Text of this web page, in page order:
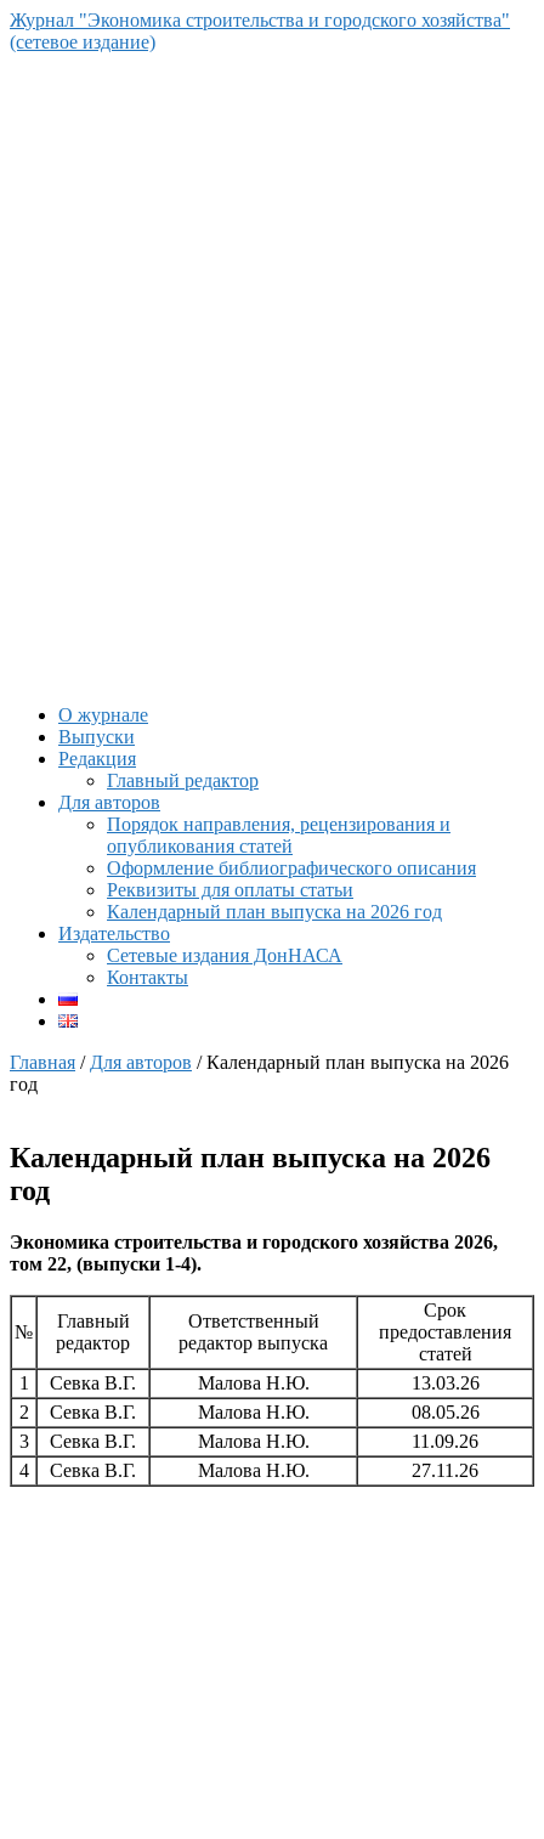
Перейти
к
Журнал "Экономика строительства и городского хозяйства"
(сетевое издание)
О журнале
Выпуски
Редакция
Главный редактор
Для авторов
Порядок направления, рецензирования и
опубликования статей
Оформление библиографического описания
Реквизиты для оплаты статьи
Календарный план выпуска на 2026 год
Издательство
Сетевые издания ДонНАСА
Контакты
Главная / Для авторов / Календарный план выпуска на 2026
год
Календарный план выпуска на 2026
год
Экономика строительства и городского хозяйства 2026,
том 22, (выпуски 1-4).
№
Главный
редактор
Ответственный
редактор выпуска
Срок
предоставления
статей
1
Севка В.Г. Малова Н.Ю.
13.03.26
2
Севка В.Г. Малова Н.Ю.
08.05.26
3
Севка В.Г. Малова Н.Ю.
11.09.26
4
Севка В.Г. Малова Н.Ю. 27.11.26